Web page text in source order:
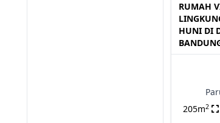
RUMAH
HUNI DI
205m2